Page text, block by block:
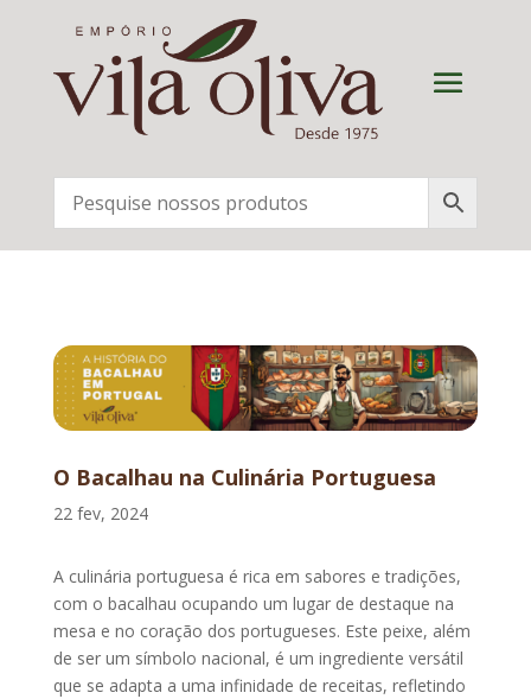
O Bacalhau na Culinária Portuguesa
22 fev, 2024
A culinária portuguesa é rica em sabores e tradições,
com o bacalhau ocupando um lugar de destaque na
mesa e no coração dos portugueses. Este peixe, além
de ser um símbolo nacional, é um ingrediente versátil
que se adapta a uma infinidade de receitas, refletindo